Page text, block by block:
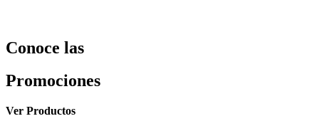
Conoce las
Promociones
Ver Productos